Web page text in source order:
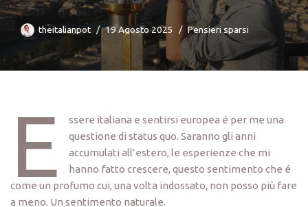
theitalianpot 19 Agosto 2025 Pensieri sparsi
E
ssere italiana e sentirsi europea é per me una
questione di status quo. Saranno gli anni
accumulati all’estero, le esperienze che mi
hanno fatto crescere, questo sentimento che é
come un profumo cui, una volta indossato, non posso più fare
a meno. Un sentimento naturale.